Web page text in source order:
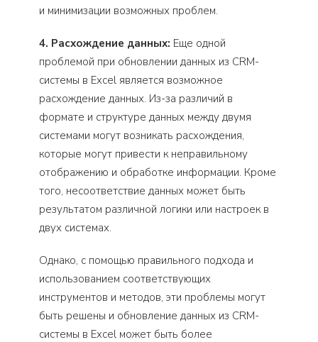
и минимизации возможных проблем.
4. Расхождение данных: Еще одной
проблемой при обновлении данных из CRM-
системы в Excel является возможное
расхождение данных. Из-за различий в
формате и структуре данных между двумя
системами могут возникать расхождения,
которые могут привести к неправильному
отображению и обработке информации. Кроме
того, несоответствие данных может быть
результатом различной логики или настроек в
двух системах.
Однако, с помощью правильного подхода и
использованием соответствующих
инструментов и методов, эти проблемы могут
быть решены и обновление данных из CRM-
системы в Excel может быть более